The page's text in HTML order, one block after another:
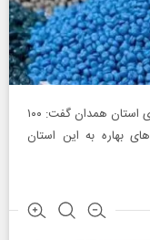
معاون بهبود تولیدات گیاهی سازمان جهادکشاورزی استان همدان گفت: ۱۰۰
بهاره به این استان